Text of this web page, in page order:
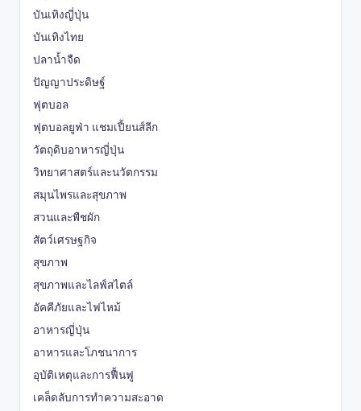
บันเทิงญี่ปุ่น
บันเทิงไทย
ปลาน้ำจืด
ปัญญาประดิษฐ์
ฟุตบอล
ฟุตบอลยูฟ่า แชมเปี้ยนส์ลีก
วัตถุดิบอาหารญี่ปุ่น
วิทยาศาสตร์และนวัตกรรม
สมุนไพรและสุขภาพ
สวนและพืชผัก
สัตว์เศรษฐกิจ
สุขภาพ
สุขภาพและไลฟ์สไตล์
อัคคีภัยและไฟไหม้
อาหารญี่ปุ่น
อาหารและโภชนาการ
อุบัติเหตุและการฟื้นฟู
เคล็ดลับการทำความสะอาด